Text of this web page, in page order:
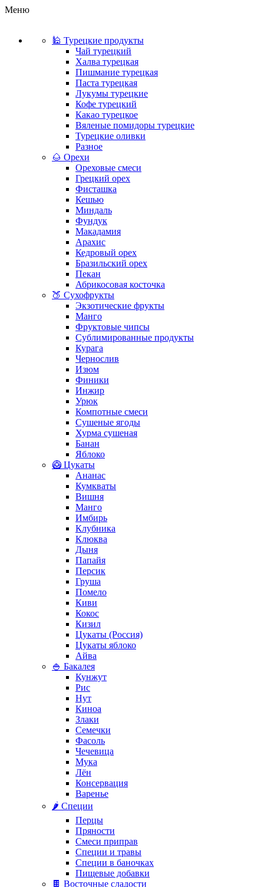
Меню
🕌 Турецкие продукты
Чай турецкий
Халва турецкая
Пишмание турецкая
Паста турецкая
Лукумы турецкие
Кофе турецкий
Какао турецкое
Вяленые помидоры турецкие
Турецкие оливки
Разное
🌰 Орехи
Ореховые смеси
Грецкий орех
Фисташка
Кешью
Миндаль
Фундук
Макадамия
Арахис
Кедровый орех
Бразильский орех
Пекан
Абрикосовая косточка
🍑 Сухофрукты
Экзотические фрукты
Манго
Фруктовые чипсы
Сублимированные продукты
Курага
Чернослив
Изюм
Финики
Инжир
Урюк
Компотные смеси
Сушеные ягоды
Хурма сушеная
Банан
Яблоко
🥝 Цукаты
Ананас
Кумкваты
Вишня
Манго
Имбирь
Клубника
Клюква
Дыня
Папайя
Персик
Груша
Помело
Киви
Кокос
Кизил
Цукаты (Россия)
Цукаты яблоко
Айва
🍚 Бакалея
Кунжут
Рис
Нут
Киноа
Злаки
Семечки
Фасоль
Чечевица
Мука
Лён
Консервация
Варенье
🌶️ Специи
Перцы
Пряности
Смеси приправ
Специи и травы
Специи в баночках
Пищевые добавки
🍫 Восточные сладости